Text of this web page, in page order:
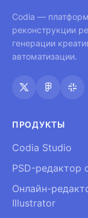
Codia —
реконструкции
генерации
автоматизации.
ПРОДУКТЫ
Codia Studio
PSD-редактор
Онлайн-
Illustrator